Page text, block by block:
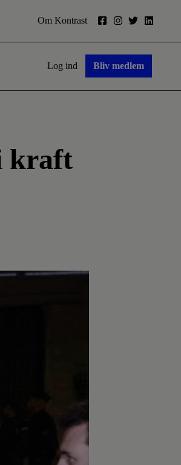
Om Kontrast
Log ind Bliv medlem
kraft